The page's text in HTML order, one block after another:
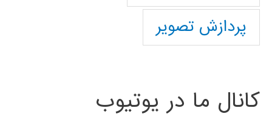
پردازش تصویر
کانال ما در یوتیوب